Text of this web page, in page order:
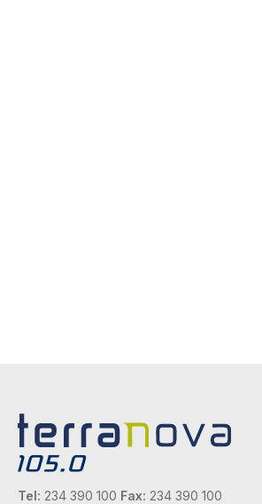
Tel: 234 390 100 Fax: 234 390 100